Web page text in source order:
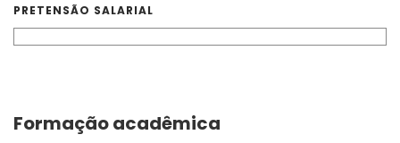
PRETENSÃO SALARIAL
Formação acadêmica